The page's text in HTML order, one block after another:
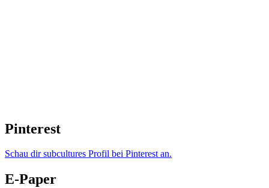
Pinterest
Schau dir subcultures Profil bei Pinterest an.
E-Paper